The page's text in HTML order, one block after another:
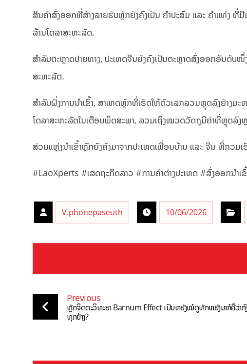
ສິນຄ້າສົ່ງອອກທີ່ສ້າງລາຍຮັບຫຼັກຍັງຄົງເປັນ ຄຳປະສົມ ແລະ ຄຳແທ່ງ ທີ່
ລ້ານໂດລາສະຫະລັດ.
ສຳລັບຕະຫຼາດປາຍທາງ, ປະເທດຈີນຍັງຄົງເປັນຕະຫຼາດສົ່ງອອກອັນດັ
ສະຫະລັດ.
ສຳລັບຝັ່ງການນຳເຂົ້າ, ສາເຫດຫຼັກທີ່ເຮັດໃຫ້ຕົວເລກລວມຫຼຸດລົງຢ່າງມ
ໂດລາສະຫະລັດໃນເດືອນພຶດສະພາ, ລວມເຖິງໝວດວັດຖຸມີຄ່າທີ່ຫຼຸດລົງ
ສ່ວນແຫຼ່ງນຳເຂົ້າຫຼັກຍັງຄົງມາຈາກປະເທດເພື່ອນບ້ານ ແລະ ຈີນ ທີ່ກວມເ
#LaoXperts #ເສດຖະກິດລາວ #ການຄ້າຕ່າງປະເທດ #ສົ່ງອອກນຳເ
V.phonepaseuth 10/06/2026
Previous
ຫຼັກຈິດຕະວິທະຍາ Barnum Effect ເປັນຫຍັງໝໍດູທັກຫຍັງມາກໍຄືວ່າ
ທຸກຢ່າງ?